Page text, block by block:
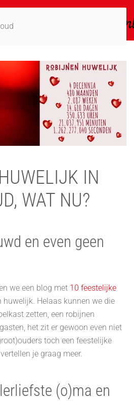
IN
WAT NU?
en even geen
we een blog met 10 feestelijke
huwelijk. Helaas kunnen we die
zetten, een robijnen
het zit er gewoon even niet
toch een feestelijke
je graag meer.
(o)ma en